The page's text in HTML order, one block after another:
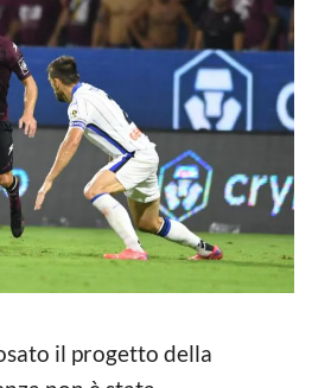
il progetto della